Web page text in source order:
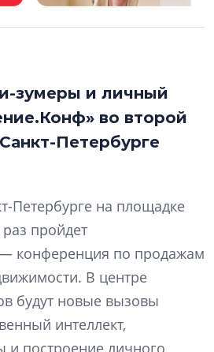
зумеры и личный
во второй
Петербурге
Петербурге на площадке
пройдет
конференция по продажам
В центре
будут новые вызовы
интеллект,
и построение личного